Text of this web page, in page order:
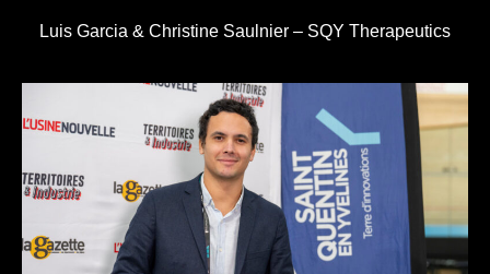
Luis Garcia & Christine Saulnier – SQY Therapeutics